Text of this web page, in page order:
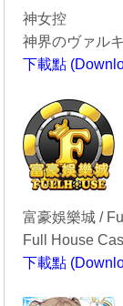
神女控
神界のヴァル
下載點
富豪娛樂城 /
Full House
下載點